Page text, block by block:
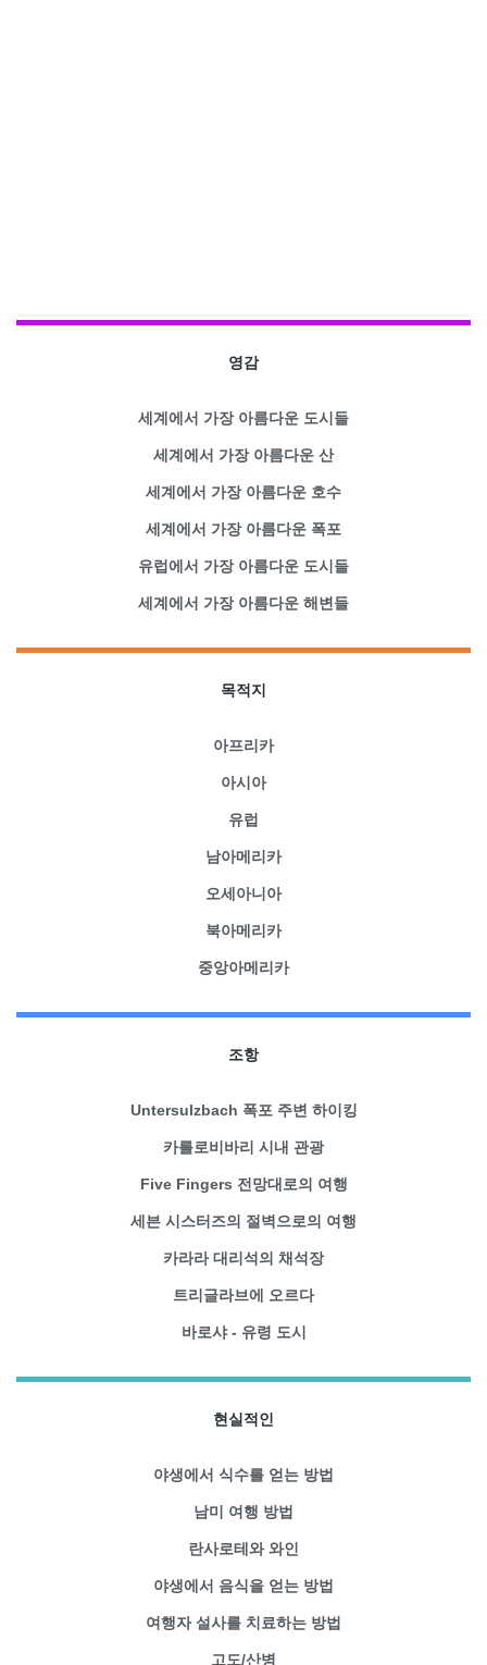
영감
세계에서 가장 아름다운 도시들
세계에서 가장 아름다운 산
세계에서 가장 아름다운 호수
세계에서 가장 아름다운 폭포
유럽에서 가장 아름다운 도시들
세계에서 가장 아름다운 해변들
목적지
아프리카
아시아
유럽
남아메리카
오세아니아
북아메리카
중앙아메리카
조항
Untersulzbach 폭포 주변 하이킹
카를로비바리 시내 관광
Five Fingers 전망대로의 여행
세븐 시스터즈의 절벽으로의 여행
카라라 대리석의 채석장
트리글라브에 오르다
바로샤 - 유령 도시
현실적인
야생에서 식수를 얻는 방법
남미 여행 방법
란사로테와 와인
야생에서 음식을 얻는 방법
여행자 설사를 치료하는 방법
고도/산병